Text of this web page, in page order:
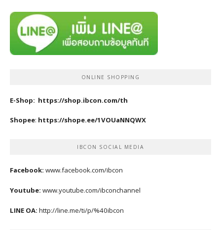
ONLINE SHOPPING
E-Shop: https://shop.ibcon.com/th
Shopee: https://shope.ee/1VOUaNNQWX
IBCON SOCIAL MEDIA
Facebook: www.facebook.com/ibcon
Youtube: www.youtube.com/ibconchannel
LINE OA: http://line.me/ti/p/%40ibcon